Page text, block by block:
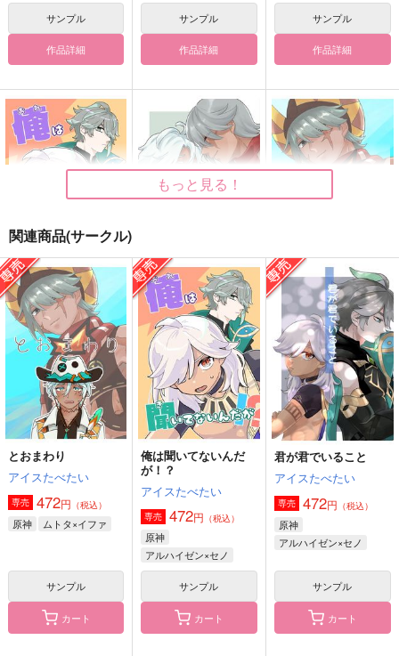
サンプル
作品詳細
サンプル
作品詳細
サンプル
作品詳細
俺は聞いてないんだ
が！？
アイスたべたい
472円（税込）
アルハイゼン×セノ
サンプル
作品詳細
きみと1歩。
アイスたべたい
472円（税込）
ムトタ×イファ
サンプル
作品詳細
とおまわり
アイスたべたい
472 円（税込）
ムトタ×イファ
サンプル
作品詳細
もっと見る！
関連商品(サークル)
とおまわり
アイスたべたい
専売 472円 （税込）
原神 ムトタ×イファ
サンプル
カート
俺は聞いてないんだ
が！？
アイスたべたい
専売 472円 （税込）
原神
アルハイゼン×セノ
サンプル
カート
君が君でいること
アイスたべたい
専売 472円 （税込）
原神
アルハイゼン×セノ
サンプル
カート